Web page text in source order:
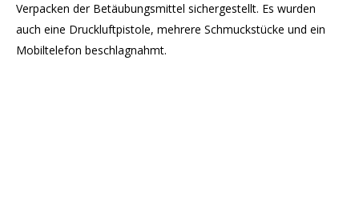
Verpacken der Betäubungsmittel sichergestellt. Es wurden
auch eine Druckluftpistole, mehrere Schmuckstücke und ein
Mobiltelefon beschlagnahmt.